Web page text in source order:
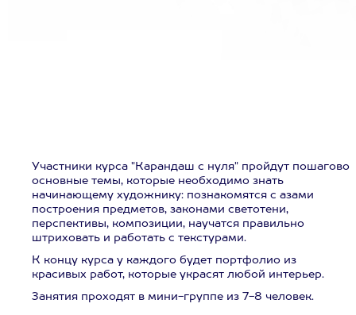
Участники курса "Карандаш с нуля" пройдут пошагово
основные темы, которые необходимо знать
начинающему художнику: познакомятся с азами
построения предметов, законами светотени,
перспективы, композиции, научатся правильно
штриховать и работать с текстурами.
К концу курса у каждого будет портфолио из
красивых работ, которые украсят любой интерьер.
Занятия проходят в мини-группе из 7-8 человек.